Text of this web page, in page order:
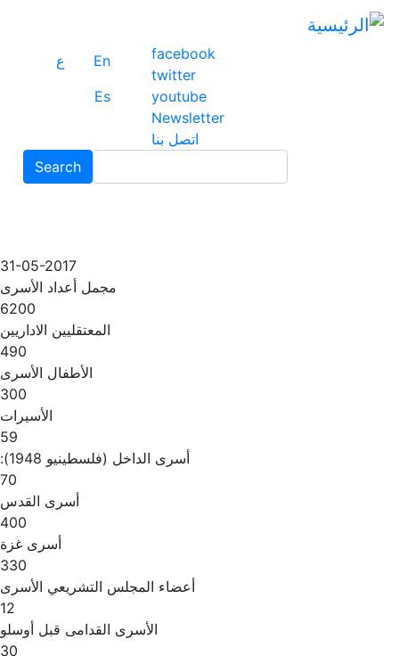
facebook
twitter
youtube
Newsletter
اتصل بنا
En
ع
Es
Search
Search
31-05-2017
مجمل أعداد الأسرى
6200
المعتقليين الاداريين
490
الأطفال الأسرى
300
الأسيرات
59
أسرى الداخل (فلسطينيو 1948):
70
أسرى القدس
400
أسرى غزة
330
أعضاء المجلس التشريعي الأسرى
12
الأسرى القدامى قبل أوسلو
30